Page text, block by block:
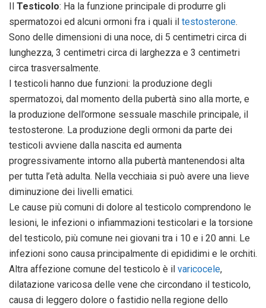
Il Testicolo: Ha la funzione principale di produrre gli
spermatozoi ed alcuni ormoni fra i quali il testosterone.
Sono delle dimensioni di una noce, di 5 centimetri circa di
lunghezza, 3 centimetri circa di larghezza e 3 centimetri
circa trasversalmente.
I testicoli hanno due funzioni: la produzione degli
spermatozoi, dal momento della pubertà sino alla morte, e
la produzione dell’ormone sessuale maschile principale, il
testosterone. La produzione degli ormoni da parte dei
testicoli avviene dalla nascita ed aumenta
progressivamente intorno alla pubertà mantenendosi alta
per tutta l’età adulta. Nella vecchiaia si può avere una lieve
diminuzione dei livelli ematici.
Le cause più comuni di dolore al testicolo comprendono le
lesioni, le infezioni o infiammazioni testicolari e la torsione
del testicolo, più comune nei giovani tra i 10 e i 20 anni. Le
infezioni sono causa principalmente di epididimi e le orchiti.
Altra affezione comune del testicolo è il varicocele,
dilatazione varicosa delle vene che circondano il testicolo,
causa di leggero dolore o fastidio nella regione dello